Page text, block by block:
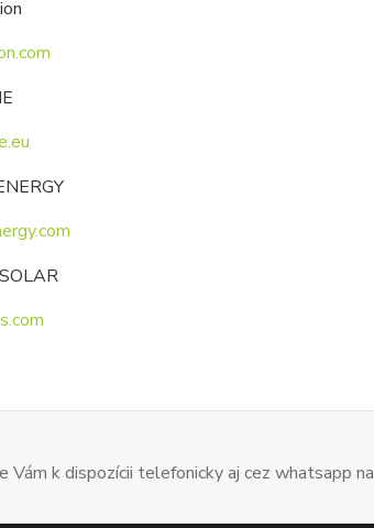
Vám k dispozícii telefonicky aj cez whatsapp na